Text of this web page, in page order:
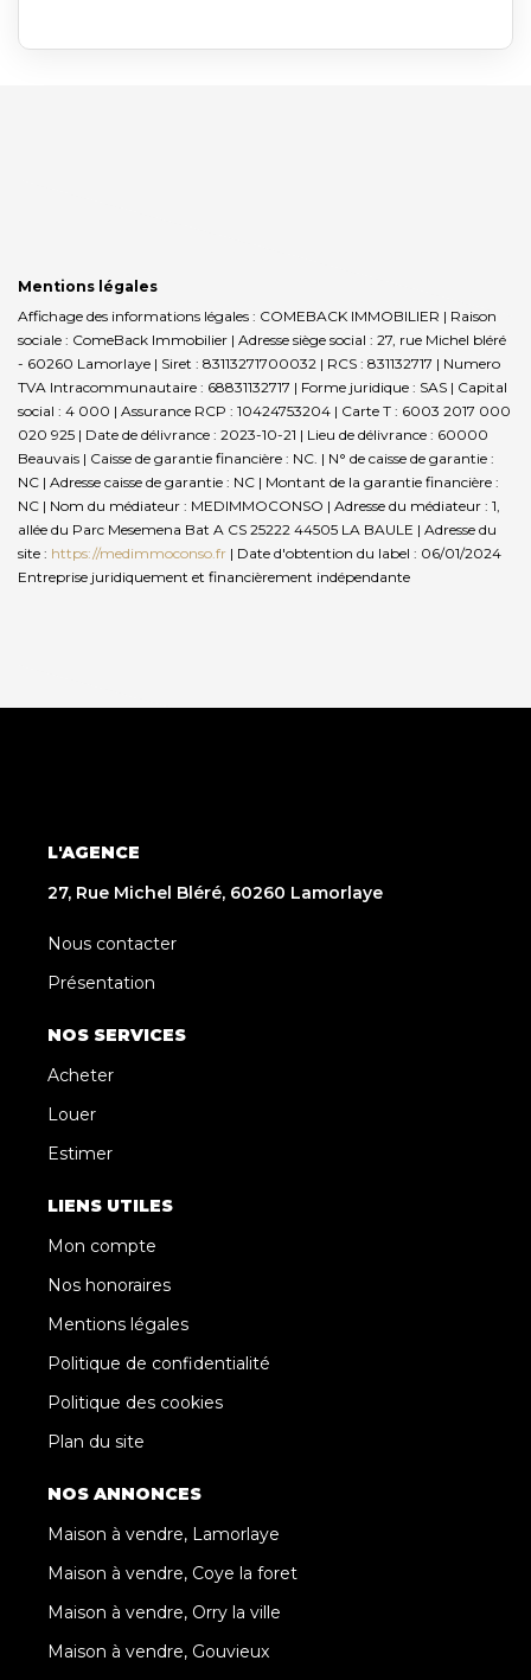
Mentions légales
Affichage des informations légales : COMEBACK IMMOBILIER | Raison
sociale : ComeBack Immobilier | Adresse siège social : 27, rue Michel bléré
- 60260 Lamorlaye | Siret : 83113271700032 | RCS : 831132717 | Numero
TVA Intracommunautaire : 68831132717 | Forme juridique : SAS | Capital
social : 4 000 | Assurance RCP : 10424753204 | Carte T : 6003 2017 000
020 925 | Date de délivrance : 2023-10-21 | Lieu de délivrance : 60000
Beauvais | Caisse de garantie financière : NC. | N° de caisse de garantie :
NC | Adresse caisse de garantie : NC | Montant de la garantie financière :
NC | Nom du médiateur : MEDIMMOCONSO | Adresse du médiateur : 1,
allée du Parc Mesemena Bat A CS 25222 44505 LA BAULE | Adresse du
site : https://medimmoconso.fr | Date d'obtention du label : 06/01/2024
Entreprise juridiquement et financièrement indépendante
L'AGENCE
27, Rue Michel Bléré, 60260 Lamorlaye
Nous contacter
Présentation
NOS SERVICES
Acheter
Louer
Estimer
LIENS UTILES
Mon compte
Nos honoraires
Mentions légales
Politique de confidentialité
Politique des cookies
Plan du site
NOS ANNONCES
Maison à vendre, Lamorlaye
Maison à vendre, Coye la foret
Maison à vendre, Orry la ville
Maison à vendre, Gouvieux